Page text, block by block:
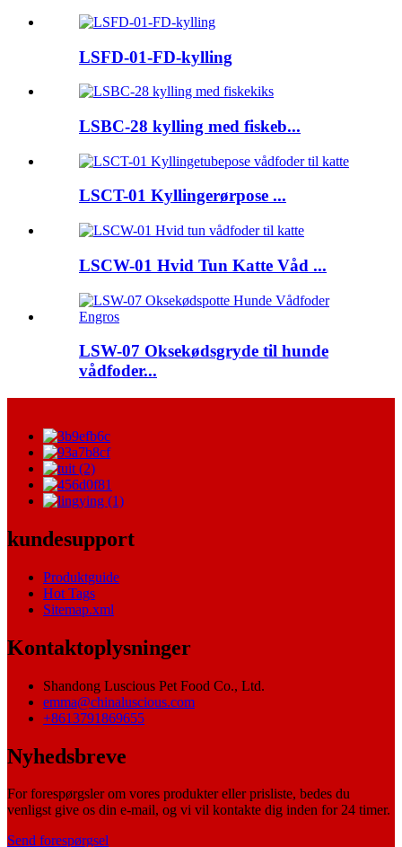
LSFD-01-FD-kylling
LSBC-28 kylling med fiskeb...
LSCT-01 Kyllingerørpose ...
LSCW-01 Hvid Tun Katte Våd ...
LSW-07 Oksekødsgryde til hunde
vådfoder...
kundesupport
Produktguide
Hot Tags
Sitemap.xml
Kontaktoplysninger
Shandong Luscious Pet Food Co., Ltd.
emma@chinaluscious.com
+8613791869655
Nyhedsbreve
For forespørgsler om vores produkter eller prisliste, bedes du
venligst give os din e-mail, og vi vil kontakte dig inden for 24 timer.
Send forespørgsel